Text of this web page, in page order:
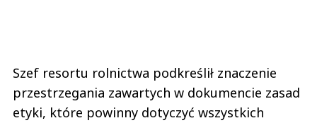
Szef resortu rolnictwa podkreślił znaczenie
przestrzegania zawartych w dokumencie zasad
etyki, które powinny dotyczyć wszystkich